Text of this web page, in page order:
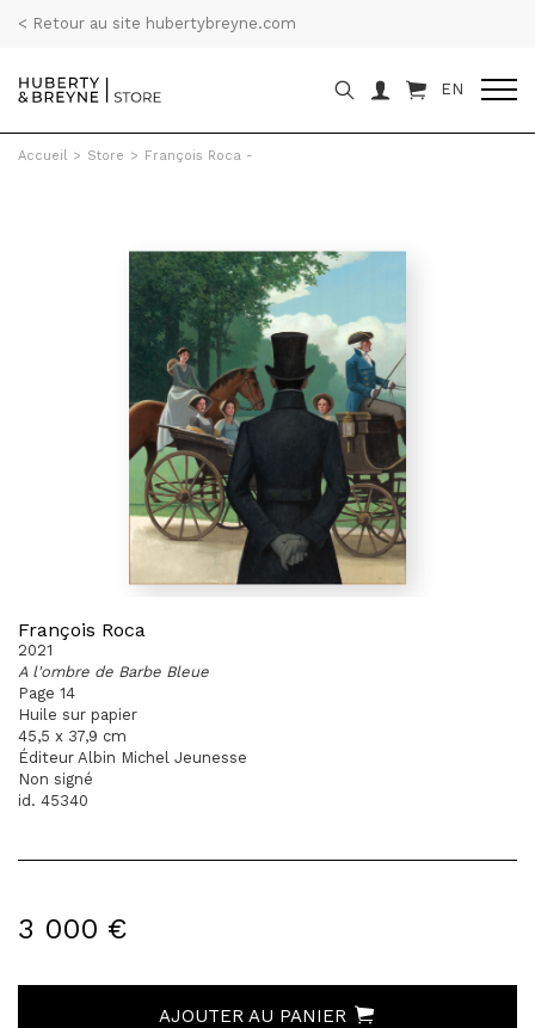
< Retour au site hubertybreyne.com
EN
Accueil > Store > François Roca -
François Roca
2021
A l'ombre de Barbe Bleue
Page 14
Huile sur papier
45,5 x 37,9 cm
Éditeur Albin Michel Jeunesse
Non signé
id. 45340
3 000 €
AJOUTER AU PANIER